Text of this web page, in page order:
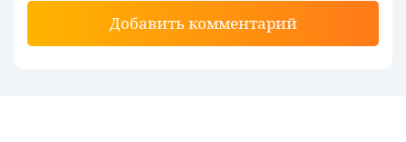
Добавить комментарий